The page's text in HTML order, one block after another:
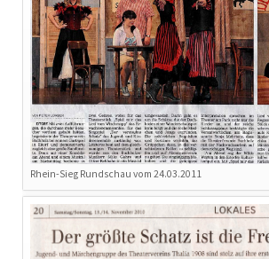
Rhein-Sieg Rundschau vom 24.03.2011